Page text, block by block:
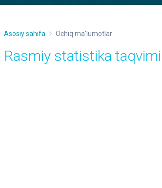
Asosiy sahifa Ochiq ma'lumotlar
Rasmiy statistika taqvimi